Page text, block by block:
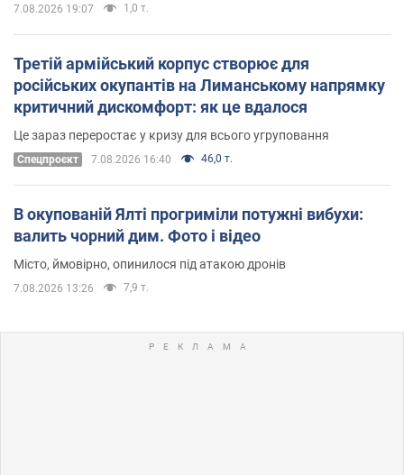
7.08.2026 19:07 1,0 т.
Третій армійський корпус створює для
російських окупантів на Лиманському напрямку
критичний дискомфорт: як це вдалося
Це зараз переростає у кризу для всього угруповання
Cпецпроєкт 7.08.2026 16:40 46,0 т.
В окупованій Ялті прогриміли потужні вибухи:
валить чорний дим. Фото і відео
Місто, ймовірно, опинилося під атакою дронів
7.08.2026 13:26 7,9 т.